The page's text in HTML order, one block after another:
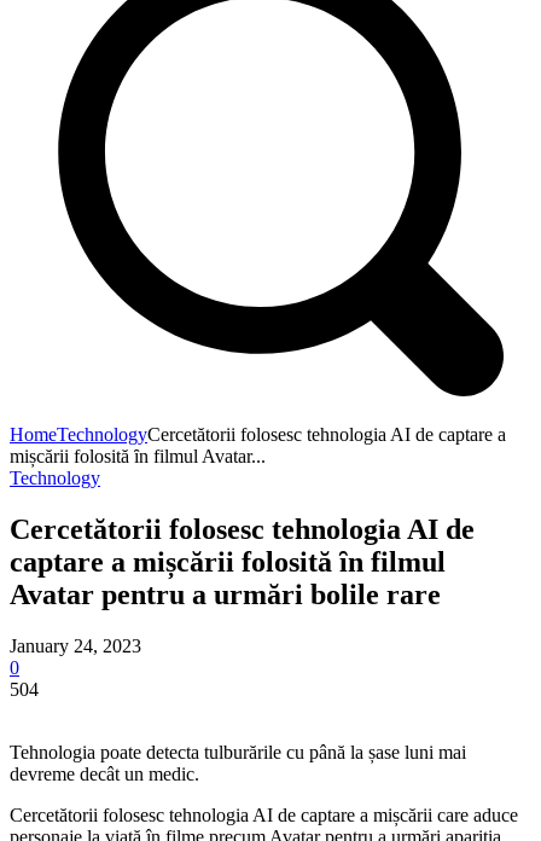
HomeTechnologyCercetătorii folosesc tehnologia AI de captare a
mișcării folosită ȋn filmul Avatar...
Technology
Cercetătorii folosesc tehnologia AI de
captare a mișcării folosită ȋn filmul
Avatar pentru a urmări bolile rare
January 24, 2023
0
504
Tehnologia poate detecta tulburările cu până la șase luni mai
devreme decât un medic.
Cercetătorii folosesc tehnologia AI de captare a mișcării care aduce